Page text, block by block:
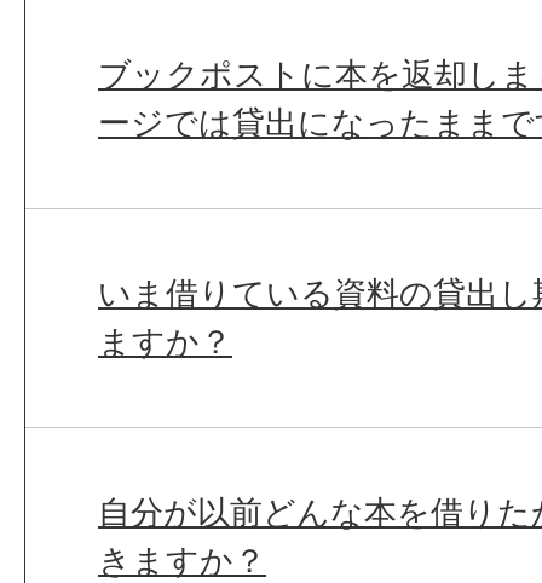
ブックポストに本を返却し
ージでは貸出になったまま
いま借りている資料の貸出
ますか？
自分が以前どんな本を借り
きますか？